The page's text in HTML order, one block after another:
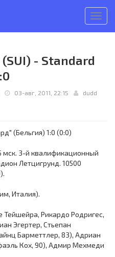
меню
- Standard
03-авг, 2011, 22:15
dudd
(Бельгия) 1:0 (0:0)
мск. 3-й квалификационный
Летцигрунд. 10500
Италия).
Рикардо Родригес,
Эгертер, Стьепан
Барметтлер, 83), Адриан
Кох, 90), Адмир Мехмеди